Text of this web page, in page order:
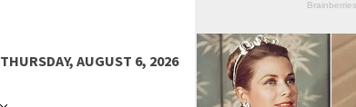
THURSDAY, AUGUST 6, 2026